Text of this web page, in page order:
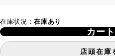
在庫状況：在庫あり
カー
店頭在庫